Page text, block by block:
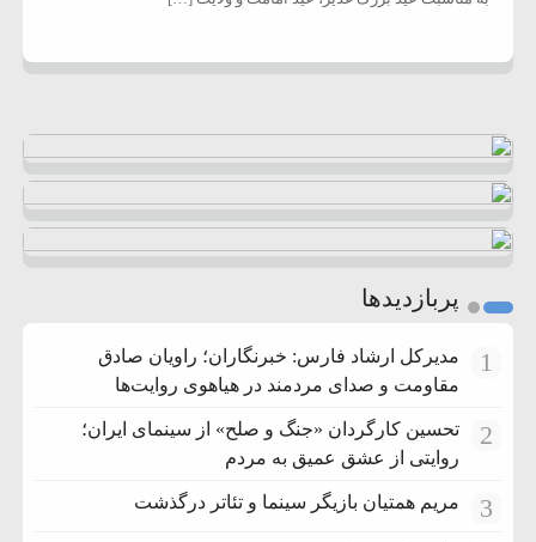
پربازدیدها
1
مدیرکل ارشاد فارس: خبرنگاران؛ راویان صادق
مقاومت و صدای مردمند در هیاهوی روایت‌ها
2
تحسین کارگردان «جنگ و صلح» از سینمای ایران؛
روایتی از عشق عمیق به مردم
3 مریم همتیان بازیگر سینما و تئاتر درگذشت